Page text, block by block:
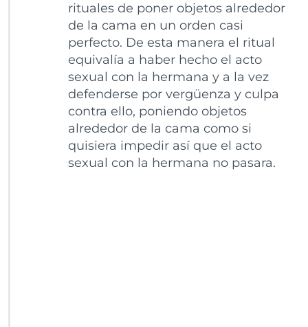
rituales de poner objetos alrededor
de la cama en un orden casi
perfecto. De esta manera el ritual
equivalía a haber hecho el acto
sexual con la hermana y a la vez
defenderse por vergüenza y culpa
contra ello, poniendo objetos
alrededor de la cama como si
quisiera impedir así que el acto
sexual con la hermana no pasara.